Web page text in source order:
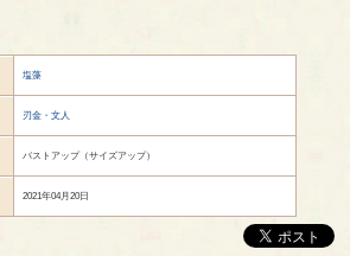
塩藻
刃金・文人
バストアップ（サイズアップ）
2021年04月20日